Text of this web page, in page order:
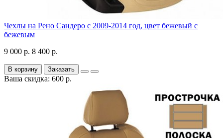
Чехлы на Рено Сандеро с 2009-2014 год, цвет бежевый с
бежевым
9 000 р. 8 400 р.
В корзину Заказать
Ваша скидка: 600 р.